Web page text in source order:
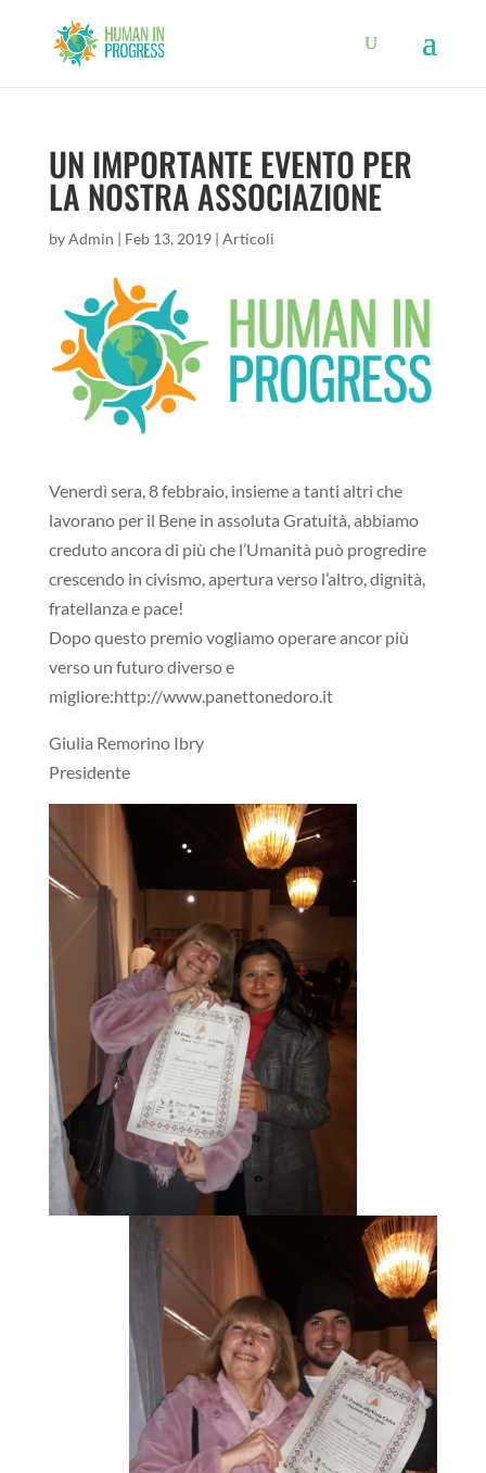
UN IMPORTANTE EVENTO PER
LA NOSTRA ASSOCIAZIONE
byAdmin | Feb 13, 2019| Articoli
Venerdì sera, 8 febbraio, insieme a tanti altri che
lavorano per il Bene in assoluta Gratuità, abbiamo
creduto ancora di più che l’Umanità può progredire
crescendo in civismo, apertura verso l’altro, dignità,
fratellanza e pace!
Dopo questo premio vogliamo operare ancor più
verso un futuro diverso e
migliore:http://www.panettonedoro.it
Giulia Remorino Ibry
Presidente